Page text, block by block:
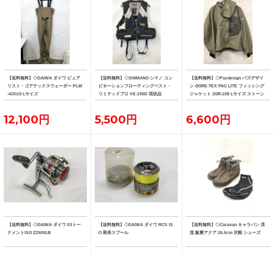
【送料無料】◇DAIWA ダイワ ピュア
リスト・ゴアテックスウェーダー PLW
-4201G Lサイズ
12,100円
【送料無料】◇SHIMANO シマノ コン
ビネーションフローティングベスト・
リミテッドプロ VE-190D 現状品
5,500円
【送料無料】◇Pazdesign パズデザイ
ン GORE-TEX PAC LITE フィッシング
ジャケット ZGR-108 Lサイズ ストーン
系カラー
6,600円
【送料無料】◇DAIWA ダイワ 03トー
ナメントISO Z2500LB
【送料無料】◇DAIWA ダイワ RCS IS
O 尾長スプール
【送料無料】◇Caravan キャラバン 渓
流 飯豊アクア 26.5cm 沢靴 シューズ